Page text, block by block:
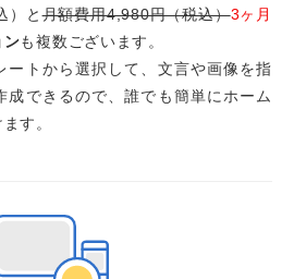
）と月額費用4,980円（税込）3ヶ月
ンも複数ございます。
ートから選択して、文言や画像を指
成できるので、誰でも簡単にホーム
す。